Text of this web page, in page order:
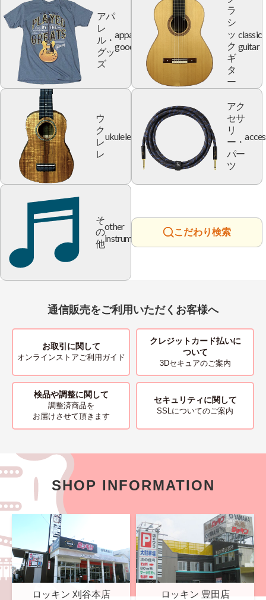
アパ
レ
ル・
グッ
ズ
apparel
goods
ラ
シ
ッ
ク
ギ
タ
ー
classic
guitar
ウ
ク
レ
レ
ukulele
アク
セサ
リ
ー・
パー
ツ
そ
の
他
other
instrument
こだわり検索
通信販売をご利用いただくお客様へ
お取引に関して
オンラインストアご利用ガイド
クレジットカード払いに
ついて
3Dセキュアのご案内
検品や調整に関して
調整済商品を
お届けさせて頂きます
セキュリティに関して
SSLについてのご案内
SHOP INFORMATION
ロッキン 刈谷本店 ロッキン 豊田店